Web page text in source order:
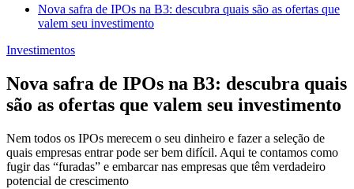
Nova safra de IPOs na B3: descubra quais são as ofertas que
valem seu investimento
Investimentos
Nova safra de IPOs na B3: descubra quais
são as ofertas que valem seu investimento
Nem todos os IPOs merecem o seu dinheiro e fazer a seleção de
quais empresas entrar pode ser bem difícil. Aqui te contamos como
fugir das “furadas” e embarcar nas empresas que têm verdadeiro
potencial de crescimento